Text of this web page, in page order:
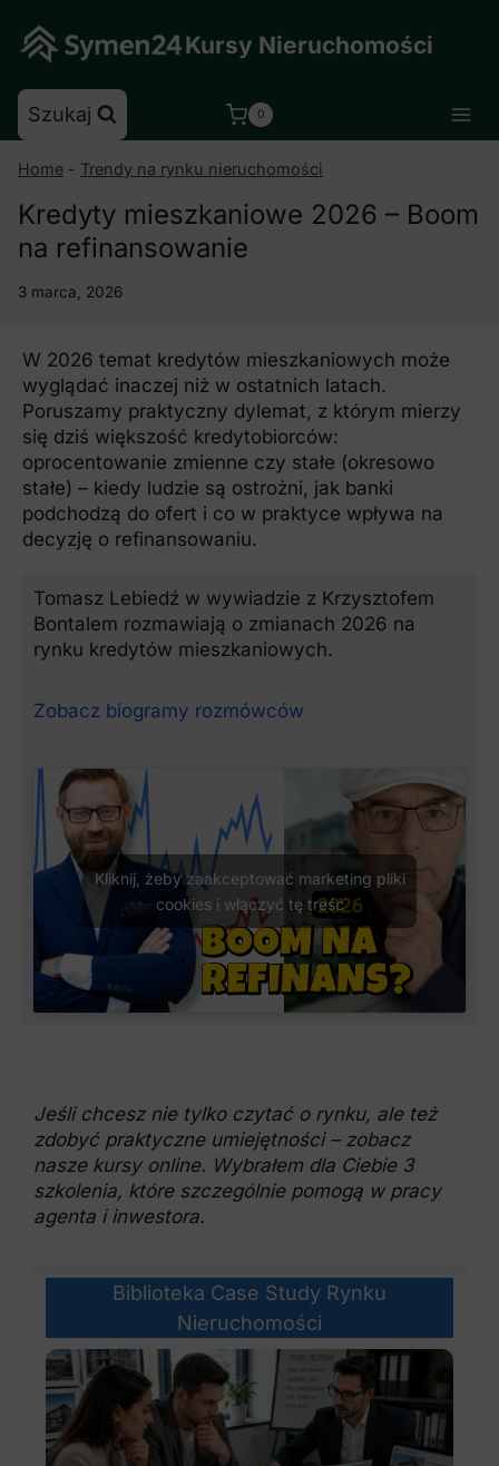
content
Kursy Nieruchomości
Szukaj 0
Home - Trendy na rynku nieruchomości
Kredyty mieszkaniowe 2026 – Boom
na refinansowanie
3 marca, 2026
W 2026 temat kredytów mieszkaniowych może
wyglądać inaczej niż w ostatnich latach.
Poruszamy praktyczny dylemat, z którym mierzy
się dziś większość kredytobiorców:
oprocentowanie zmienne czy stałe (okresowo
stałe) – kiedy ludzie są ostrożni, jak banki
podchodzą do ofert i co w praktyce wpływa na
decyzję o refinansowaniu.
Tomasz Lebiedź w wywiadzie z Krzysztofem
Bontalem rozmawiają o zmianach 2026 na
rynku kredytów mieszkaniowych.
Zobacz biogramy rozmówców
Kliknij, żeby zaakceptować marketing pliki
cookies i włączyć tę treść
Jeśli chcesz nie tylko czytać o rynku, ale też
zdobyć praktyczne umiejętności – zobacz
nasze kursy online. Wybrałem dla Ciebie 3
szkolenia, które szczególnie pomogą w pracy
agenta i inwestora.
Biblioteka Case Study Rynku
Nieruchomości